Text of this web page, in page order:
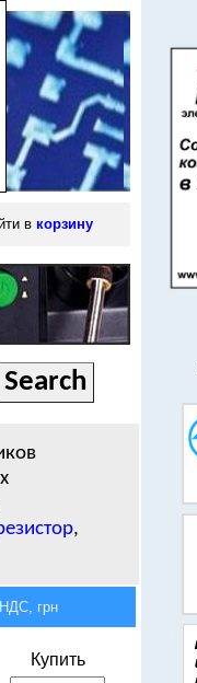
в корзину
,
грн
Купить